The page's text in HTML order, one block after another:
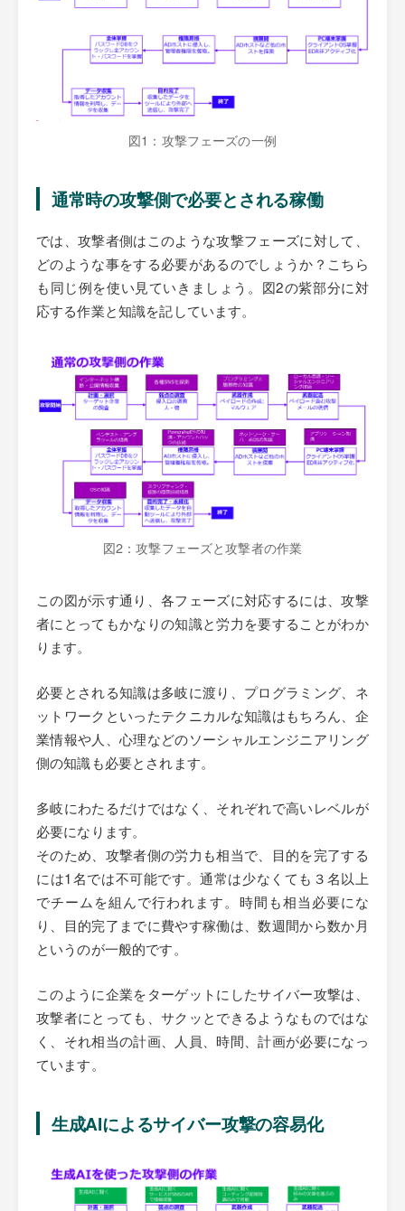
図1：攻撃フェーズの一例
通常時の攻撃側で必要とされる稼働
では、攻撃者側はこのような攻撃フェーズに対して、
どのような事をする必要があるのでしょうか？こちら
も同じ例を使い見ていきましょう。図2の紫部分に対
応する作業と知識を記しています。
図2：攻撃フェーズと攻撃者の作業
この図が示す通り、各フェーズに対応するには、攻撃
者にとってもかなりの知識と労力を要することがわか
ります。
必要とされる知識は多岐に渡り、プログラミング、ネ
ットワークといったテクニカルな知識はもちろん、企
業情報や人、心理などのソーシャルエンジニアリング
側の知識も必要とされます。
多岐にわたるだけではなく、それぞれで高いレベルが
必要になります。
そのため、攻撃者側の労力も相当で、目的を完了する
には1名では不可能です。通常は少なくても３名以上
でチームを組んで行われます。時間も相当必要にな
り、目的完了までに費やす稼働は、数週間から数か月
というのが一般的です。
このように企業をターゲットにしたサイバー攻撃は、
攻撃者にとっても、サクッとできるようなものではな
く、それ相当の計画、人員、時間、計画が必要になっ
ています。
生成AIによるサイバー攻撃の容易化